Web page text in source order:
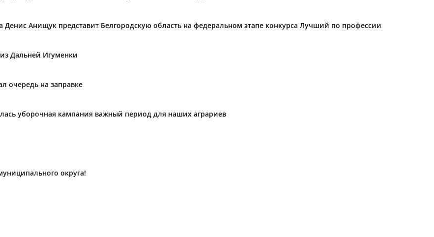
Денис Анищук представит Белгородскую область на федеральном этапе конкурса Лучший по профессии
Дальней Игуменки
очередь на заправке
уборочная кампания важный период для наших аграриев
округа!